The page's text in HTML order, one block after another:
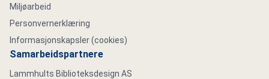
Miljøarbeid
Personvernerklæring
Informasjonskapsler (cookies)
Samarbeidspartnere
Lammhults Biblioteksdesign AS